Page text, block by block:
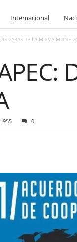
I
Internacional
CARAS DE LA MISMA MONEDA
955 0